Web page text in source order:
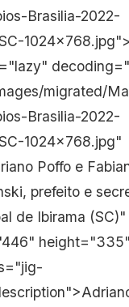
Brasilia-2022-
migrated/
Brasilia-2022-
1024x768.jpg"
Poffo e
prefeito e
de Ibirama (SC)"